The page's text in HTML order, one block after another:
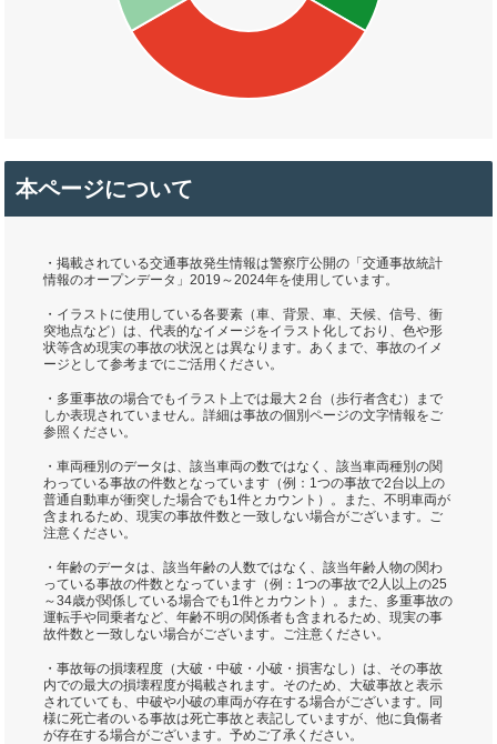
本ページについて
・掲載されている交通事故発生情報は警察庁公開の「交通事故統計
情報のオープンデータ」2019～2024年を使用しています。
・イラストに使用している各要素（車、背景、車、天候、信号、衝
突地点など）は、代表的なイメージをイラスト化しており、色や形
状等含め現実の事故の状況とは異なります。あくまで、事故のイメ
ージとして参考までにご活用ください。
・多重事故の場合でもイラスト上では最大２台（歩行者含む）まで
しか表現されていません。詳細は事故の個別ページの文字情報をご
参照ください。
・車両種別のデータは、該当車両の数ではなく、該当車両種別の関
わっている事故の件数となっています（例：1つの事故で2台以上の
普通自動車が衝突した場合でも1件とカウント）。また、不明車両が
含まれるため、現実の事故件数と一致しない場合がございます。ご
注意ください。
・年齢のデータは、該当年齢の人数ではなく、該当年齢人物の関わ
っている事故の件数となっています（例：1つの事故で2人以上の25
～34歳が関係している場合でも1件とカウント）。また、多重事故の
運転手や同乗者など、年齢不明の関係者も含まれるため、現実の事
故件数と一致しない場合がございます。ご注意ください。
・事故毎の損壊程度（大破・中破・小破・損害なし）は、その事故
内での最大の損壊程度が掲載されます。そのため、大破事故と表示
されていても、中破や小破の車両が存在する場合がございます。同
様に死亡者のいる事故は死亡事故と表記していますが、他に負傷者
が存在する場合がございます。予めご了承ください。